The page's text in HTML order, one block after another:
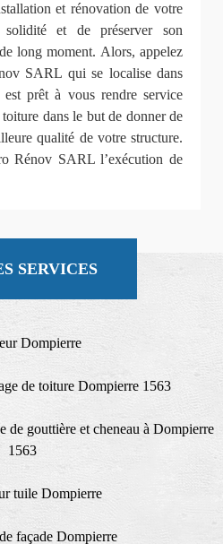
et rénovation de votre
et de préserver son
long moment. Alors, appelez
SARL qui se localise dans
prêt à vous rendre service
dans le but de donner de
qualité de votre structure.
Rénov SARL l’exécution de
SERVICES
Dompierre
de toiture Dompierre 1563
de gouttière et cheneau à Dompierre
1563
tuile Dompierre
façade Dompierre